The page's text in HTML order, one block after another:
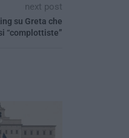
next post
su Greta che
“complottiste”